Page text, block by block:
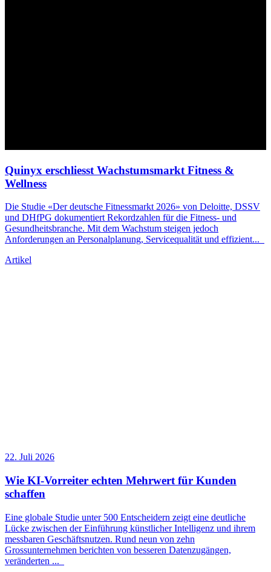
Quinyx erschliesst Wachstumsmarkt Fitness &
Wellness
Die Studie «Der deutsche Fitnessmarkt 2026» von Deloitte, DSSV
und DHfPG dokumentiert Rekordzahlen für die Fitness- und
Gesundheitsbranche. Mit dem Wachstum steigen jedoch
Anforderungen an Personalplanung, Servicequalität und effizient...
Artikel
22. Juli 2026
Wie KI-Vorreiter echten Mehrwert für Kunden
schaffen
Eine globale Studie unter 500 Entscheidern zeigt eine deutliche
Lücke zwischen der Einführung künstlicher Intelligenz und ihrem
messbaren Geschäftsnutzen. Rund neun von zehn
Grossunternehmen berichten von besseren Datenzugängen,
veränderten ...